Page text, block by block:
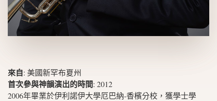
來自: 美國新罕布夏州
首次參與神韻演出的時間: 2012
2006年畢業於伊利諾伊大學厄巴納-香檳分校，獲學士學